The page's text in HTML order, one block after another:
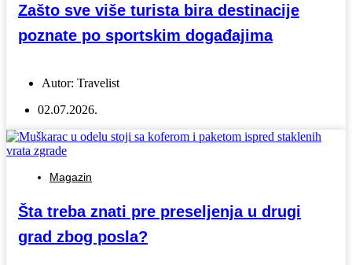
Zašto sve više turista bira destinacije
poznate po sportskim događajima
Autor: Travelist
02.07.2026.
Magazin
Šta treba znati pre preseljenja u drugi
grad zbog posla?